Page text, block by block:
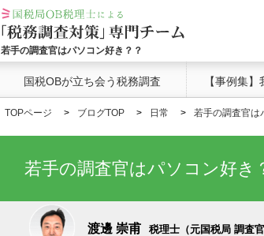
若手の調査官はパソコン好き？？
国税OBが立ち会う税務調査 【事例集
TOPページ ブログTOP 日常 若手の調査官は
若手の調査官はパソコン好き
渡邊 崇甫 税理士（元国税局 調査官